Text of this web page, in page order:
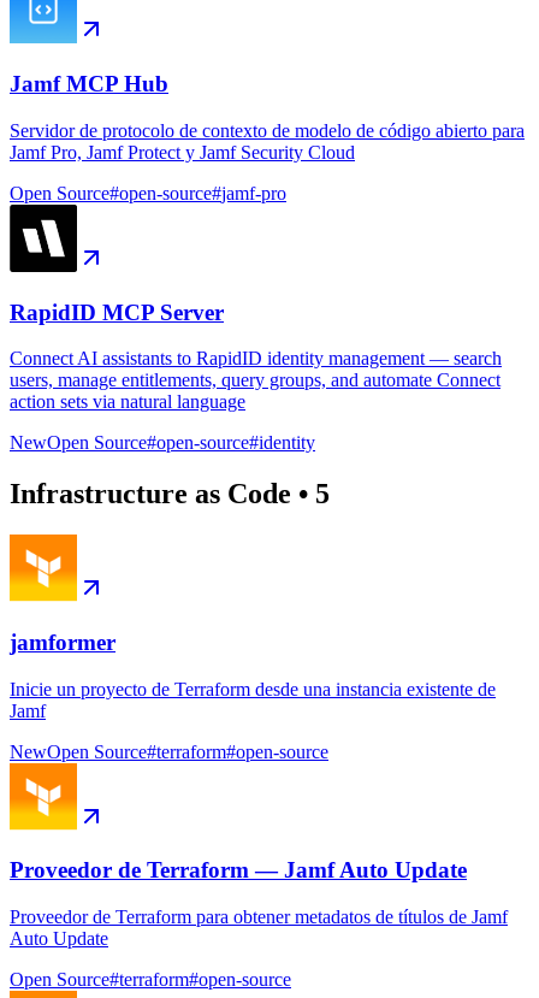
Jamf MCP Hub
Servidor de protocolo de contexto de modelo de código abierto para
Jamf Pro, Jamf Protect y Jamf Security Cloud
Open Source#open-source#jamf-pro
RapidID MCP Server
Connect AI assistants to RapidID identity management — search
users, manage entitlements, query groups, and automate Connect
action sets via natural language
NewOpen Source#open-source#identity
Infrastructure as Code • 5
jamformer
Inicie un proyecto de Terraform desde una instancia existente de
Jamf
NewOpen Source#terraform#open-source
Proveedor de Terraform — Jamf Auto Update
Proveedor de Terraform para obtener metadatos de títulos de Jamf
Auto Update
Open Source#terraform#open-source